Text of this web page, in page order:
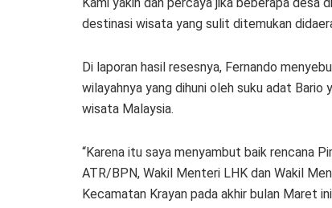
destinasi wisata yang sulit ditemukan
Di laporan hasil resesnya, Fernando
wilayahnya yang dihuni oleh suku adat
wisata Malaysia.
“Karena itu saya menyambut baik rencana
ATR/BPN, Wakil Menteri LHK dan Wakil
Kecamatan Krayan pada akhir bulan Maret